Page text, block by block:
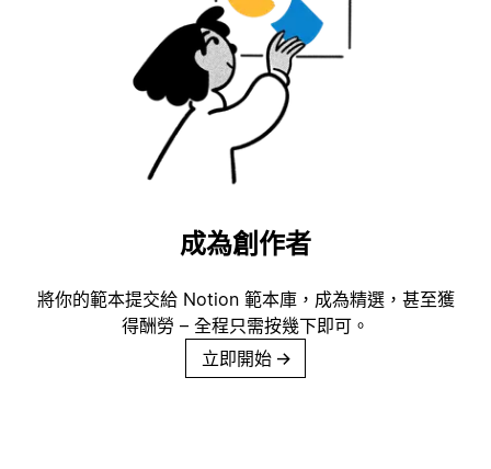
成為創作者
將你的範本提交給 Notion 範本庫，成為精選，甚至獲
得酬勞 – 全程只需按幾下即可。
立即開始 →